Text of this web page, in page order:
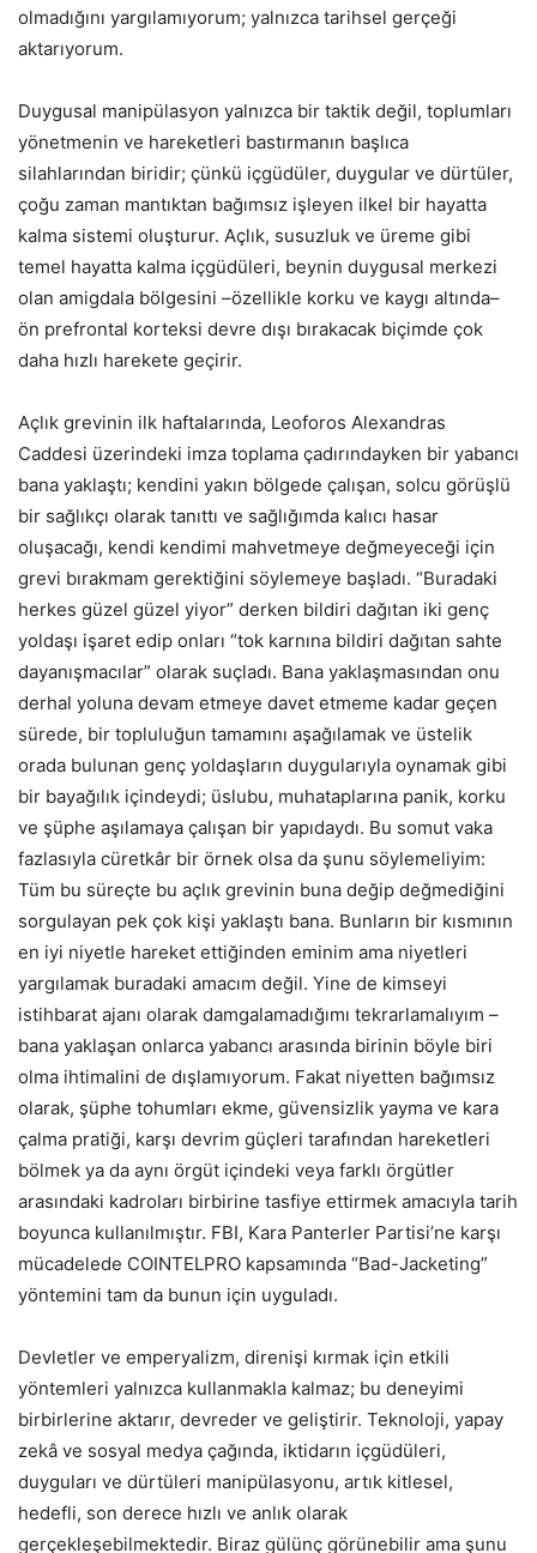
olmadığını yargılamıyorum; yalnızca tarihsel gerçeği
aktarıyorum.
Duygusal manipülasyon yalnızca bir taktik değil, toplumları
yönetmenin ve hareketleri bastırmanın başlıca
silahlarından biridir; çünkü içgüdüler, duygular ve dürtüler,
çoğu zaman mantıktan bağımsız işleyen ilkel bir hayatta
kalma sistemi oluşturur. Açlık, susuzluk ve üreme gibi
temel hayatta kalma içgüdüleri, beynin duygusal merkezi
olan amigdala bölgesini –özellikle korku ve kaygı altında–
ön prefrontal korteksi devre dışı bırakacak biçimde çok
daha hızlı harekete geçirir.
Açlık grevinin ilk haftalarında, Leoforos Alexandras
Caddesi üzerindeki imza toplama çadırındayken bir yabancı
bana yaklaştı; kendini yakın bölgede çalışan, solcu görüşlü
bir sağlıkçı olarak tanıttı ve sağlığımda kalıcı hasar
oluşacağı, kendi kendimi mahvetmeye değmeyeceği için
grevi bırakmam gerektiğini söylemeye başladı. “Buradaki
herkes güzel güzel yiyor” derken bildiri dağıtan iki genç
yoldaşı işaret edip onları “tok karnına bildiri dağıtan sahte
dayanışmacılar” olarak suçladı. Bana yaklaşmasından onu
derhal yoluna devam etmeye davet etmeme kadar geçen
sürede, bir topluluğun tamamını aşağılamak ve üstelik
orada bulunan genç yoldaşların duygularıyla oynamak gibi
bir bayağılık içindeydi; üslubu, muhataplarına panik, korku
ve şüphe aşılamaya çalışan bir yapıdaydı. Bu somut vaka
fazlasıyla cüretkâr bir örnek olsa da şunu söylemeliyim:
Tüm bu süreçte bu açlık grevinin buna değip değmediğini
sorgulayan pek çok kişi yaklaştı bana. Bunların bir kısmının
en iyi niyetle hareket ettiğinden eminim ama niyetleri
yargılamak buradaki amacım değil. Yine de kimseyi
istihbarat ajanı olarak damgalamadığımı tekrarlamalıyım –
bana yaklaşan onlarca yabancı arasında birinin böyle biri
olma ihtimalini de dışlamıyorum. Fakat niyetten bağımsız
olarak, şüphe tohumları ekme, güvensizlik yayma ve kara
çalma pratiği, karşı devrim güçleri tarafından hareketleri
bölmek ya da aynı örgüt içindeki veya farklı örgütler
arasındaki kadroları birbirine tasfiye ettirmek amacıyla tarih
boyunca kullanılmıştır. FBI, Kara Panterler Partisi’ne karşı
mücadelede COINTELPRO kapsamında “Bad-Jacketing”
yöntemini tam da bunun için uyguladı.
Devletler ve emperyalizm, direnişi kırmak için etkili
yöntemleri yalnızca kullanmakla kalmaz; bu deneyimi
birbirlerine aktarır, devreder ve geliştirir. Teknoloji, yapay
zekâ ve sosyal medya çağında, iktidarın içgüdüleri,
duyguları ve dürtüleri manipülasyonu, artık kitlesel,
hedefli, son derece hızlı ve anlık olarak
gerçekleşebilmektedir. Biraz gülünç görünebilir ama şunu